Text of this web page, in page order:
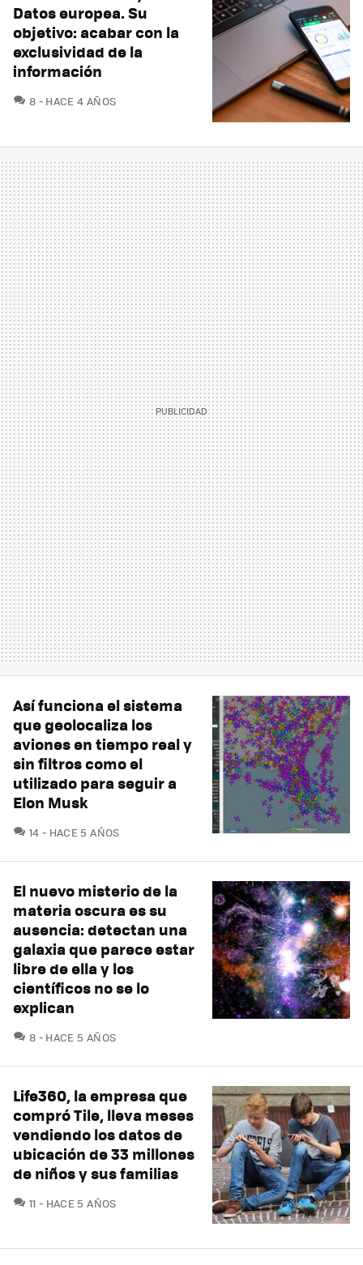
Datos europea. Su
objetivo: acabar con la
exclusividad de la
información
8 COMENTARIOS
HACE 4 AÑOS
Así funciona el sistema
que geolocaliza los
aviones en tiempo real y
sin filtros como el
utilizado para seguir a
Elon Musk
14 COMENTARIOS
HACE 5 AÑOS
El nuevo misterio de la
materia oscura es su
ausencia: detectan una
galaxia que parece estar
libre de ella y los
científicos no se lo
explican
8 COMENTARIOS
HACE 5 AÑOS
Life360, la empresa que
compró Tile, lleva meses
vendiendo los datos de
ubicación de 33 millones
de niños y sus familias
11 COMENTARIOS
HACE 5 AÑOS